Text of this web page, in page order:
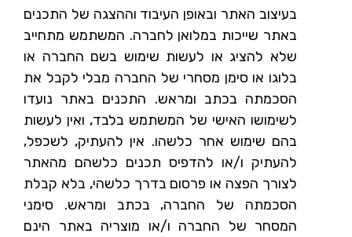
בעיצוב האתר ובאופן העיבוד וההצגה של התכנים
באתר שייכות במלואן לחברה. המשתמש מתחייב
שלא להציג או לעשות שימוש בשם החברה או
בלוגו או סימן מסחרי של החברה מבלי לקבל את
הסכמתה בכתב ומראש. התכנים באתר נועדו
לשימושו האישי של המשתמש בלבד, ואין לעשות
בהם שימוש אחר כלשהו. אין להעתיק, לשכפל,
להעתיק ו/או להדפיס תכנים כלשהם מהאתר
לצורך הפצה או פרסום בדרך כלשהי, בלא קבלת
הסכמתה של החברה, בכתב ומראש. סימני
המסחר של החברה ו/או מוצריה באתר הינם